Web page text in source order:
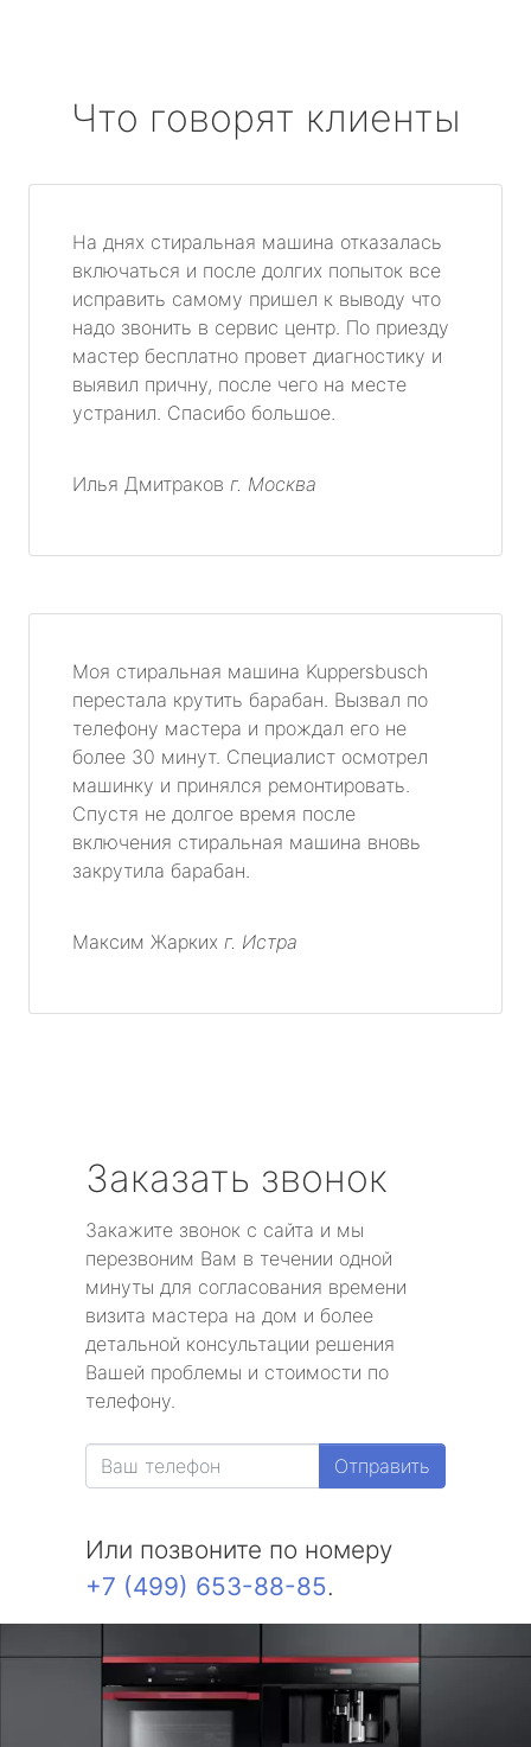
Что говорят клиенты
На днях стиральная машина отказалась
включаться и после долгих попыток все
исправить самому пришел к выводу что
надо звонить в сервис центр. По приезду
мастер бесплатно провет диагностику и
выявил причну, после чего на месте
устранил. Спасибо большое.
Илья Дмитраков г. Москва
Моя стиральная машина Kuppersbusch
перестала крутить барабан. Вызвал по
телефону мастера и прождал его не
более 30 минут. Специалист осмотрел
машинку и принялся ремонтировать.
Спустя не долгое время после
включения стиральная машина вновь
закрутила барабан.
Максим Жарких г. Истра
Заказать звонок
Закажите звонок с сайта и мы
перезвоним Вам в течении одной
минуты для согласования времени
визита мастера на дом и более
детальной консультации решения
Вашей проблемы и стоимости по
телефону.
Отправить
Или позвоните по номеру
+7 (499) 653-88-85.